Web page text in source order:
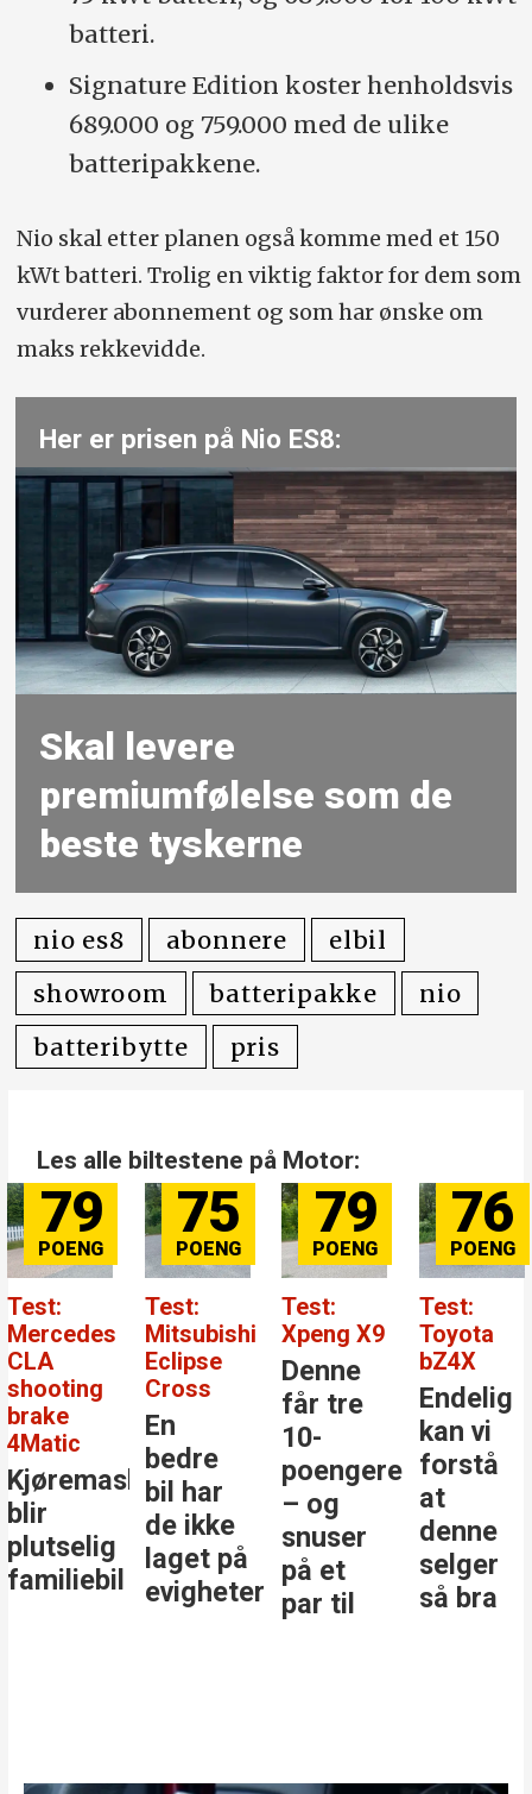
batteri.
Signature Edition koster henholdsvis
689.000 og 759.000 med de ulike
batteripakkene.
Nio skal etter planen også komme med et 150
kWt batteri. Trolig en viktig faktor for dem som
vurderer abonnement og som har ønske om
maks rekkevidde.
Her er prisen på Nio ES8:
Skal levere
premiumfølelse som de
beste tyskerne
nio es8 abonnere
elbil
showroom
batteripakke
nio
batteribytte
pris
Les alle biltestene på Motor:
79
Test:
Mercedes
CLA
shooting
brake
4Matic
Kjøremaskinen
blir
plutselig
familiebil
75
Test:
Mitsubishi
Eclipse
Cross
En
bedre
bil har
de ikke
laget på
evigheter
79
Test:
Xpeng X9
Denne
får tre
10-
poengere
– og
snuser
på et
par til
76
Test:
Toyota
bZ4X
Endelig
kan vi
forstå
at
denne
selger
så bra